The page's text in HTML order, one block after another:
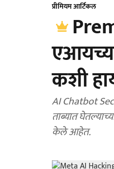
प्रीमियम आर्टिकल
कशी
AI Chatbot
ताब्यात
केले आहेत.